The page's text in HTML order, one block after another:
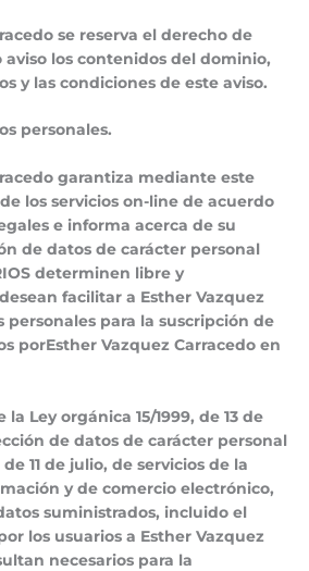
se reserva el derecho de
los contenidos del dominio,
y las condiciones de este aviso.
personales.
garantiza mediante este
los servicios on-line de acuerdo
e informa acerca de su
de datos de carácter personal
determinen libre y
facilitar a Esther Vazquez
personales para la suscripción de
porEsther Vazquez Carracedo en
Ley orgánica 15/1999, de 13 de
de datos de carácter personal
11 de julio, de servicios de la
y de comercio electrónico,
suministrados, incluido el
los usuarios a Esther Vazquez
necesarios para la